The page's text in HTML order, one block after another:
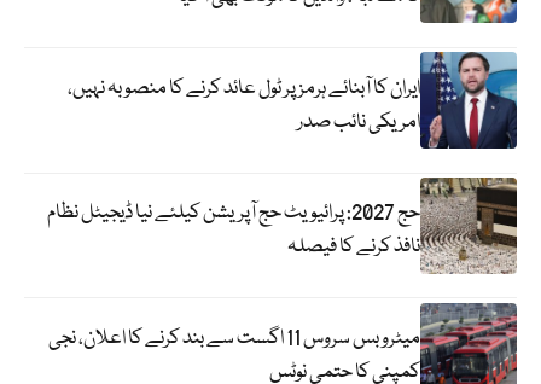
ایران کا آبنائے ہرمز پر ٹول عائد کرنے کا منصوبہ نہیں،
امریکی نائب صدر
حج 2027: پرائیویٹ حج آپریشن کیلئے نیا ڈیجیٹل نظام
نافذ کرنے کا فیصلہ
میٹرو بس سروس 11 اگست سے بند کرنے کا اعلان، نجی
کمپنی کا حتمی نوٹس